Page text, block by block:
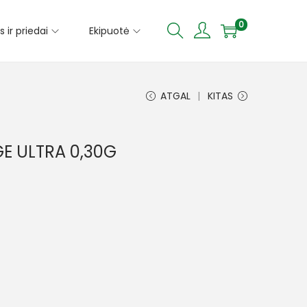
ir priedai Ekipuotė 0
ATGAL KITAS
ULTRA 0,30G